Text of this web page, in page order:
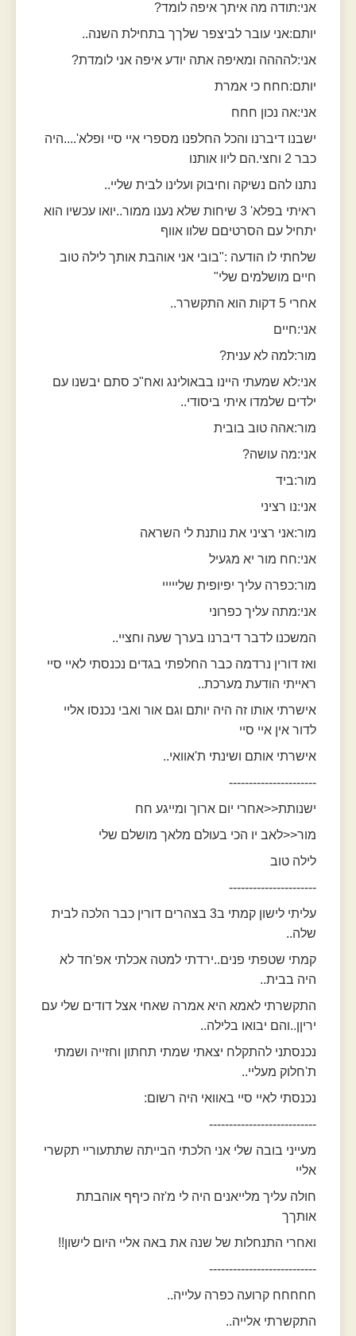
אני:תודה מה איתך איפה לומד?
יותם:אני עובר לביצפר שלךך בתחילת השנה..
אני:להההה ומאיפה אתה יודע איפה אני לומדת?
יותם:חחח כי אמרת
אני:אה נכון חחח
ישבנו דיברנו והכל החלפנו מספרי איי סיי ופלא'....היה
כבר 2 וחצי.הם ליוו אותנו
נתנו להם נשיקה וחיבוק ועלינו לבית שליי..
ראיתי בפלא' 3 שיחות שלא נענו ממור..יואו עכשיו הוא
יתחיל עם הסרטיםם שלוו אווף
שלחתי לו הודעה :"בובי אני אוהבת אותך לילה טוב
חיים מושלמים שלי"
אחרי 5 דקות הוא התקשרר..
אני:חיים
מור:למה לא ענית?
אני:לא שמעתי היינו בבאולינג ואח"כ סתם יבשנו עם
ילדים שלמדו איתי ביסודי..
מור:אהה טוב בובית
אני:מה עושה?
מור:ביד
אני:נו רציני
מור:אני רציני את נותנת לי השראה
אני:חח מור יא מגעיל
מור:כפרה עליך יפיופית שלייייי
אני:מתה עליך כפרוני
המשכנו לדבר דיברנו בערך שעה וחציי..
ואז דורין נרדמה כבר החלפתי בגדים נכנסתי לאיי סיי
ראייתי הודעת מערכת..
אישרתי אותו זה היה יותם וגם אור ואבי נכנסו אליי
לדור אין איי סיי
אישרתי אותם ושינתי ת'אוואי..
----------------------
ישנותת<<אחרי יום ארוך ומייגע חח
מור<<לאב יו הכי בעולם מלאך מושלם שלי
לילה טוב
----------------------
עליתי לישון קמתי ב3 בצהרים דורין כבר הלכה לבית
שלה..
קמתי שטפתי פנים..ירדתי למטה אכלתי אפ'חד לא
היה בבית..
התקשרתי לאמא היא אמרה שאחי אצל דודים שלי עם
יריןן..והם יבואו בלילה..
נכנסתני להתקלח יצאתי שמתי תחתון וחזייה ושמתי
ת'חלוק מעליי..
נכנסתי לאיי סיי באוואי היה רשום:
---------------------------
מעייני בובה שלי אני הלכתי הבייתה שתתעוריי תקשרי
אליי
חולה עליך מלייאנים היה לי מ'זה כיףף אוהבתת
אותךך
ואחרי התנחלות של שנה את באה אליי היום לישון!!
---------------------------
חחחחח קרועה כפרה עלייה..
התקשרתי אלייה..